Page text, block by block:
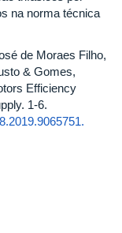
na norma técnica
de Moraes Filho,
& Gomes,
Efficiency
1-6.